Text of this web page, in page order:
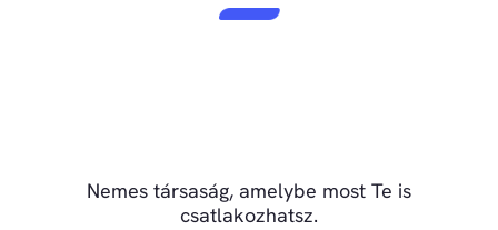
Nemes társaság, amelybe most Te is
csatlakozhatsz.